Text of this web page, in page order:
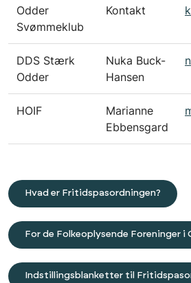
Odder
Svømmeklub
Kontakt
DDS Stærk
Odder
Nuka Buck-
Hansen
HOIF
Marianne
Ebbensgard
Hvad er Fritidspasordningen?
For de Folkeoplysende Foreninger i
Indstillingsblanketter til